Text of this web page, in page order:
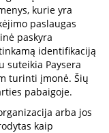
kurie yra
paslaugas
paskyra
identifikaciją
suteikia Paysera
turinti įmonė. Šių
pabaigoje.
arba jos
kaip